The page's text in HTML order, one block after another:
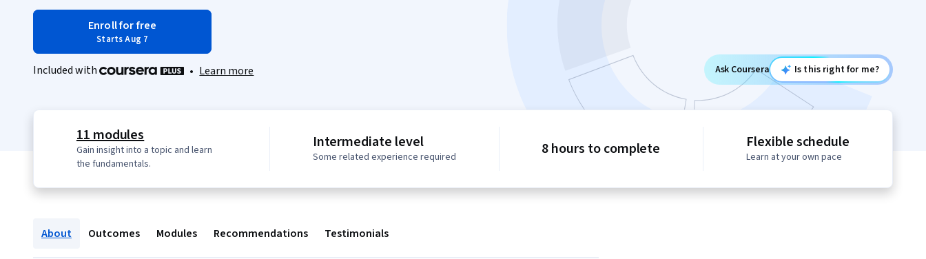
Enroll for free
Starts Aug 7
Included with • Learn more Ask Coursera Is this right for me?
11 modules
Gain insight into a topic and learn
the fundamentals.
Intermediate level
Some related experience required 8 hours to complete Flexible schedule
Learn at your own pace
About Outcomes Modules Recommendations Testimonials